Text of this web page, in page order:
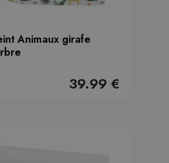
Animaux girafe
39.99 €